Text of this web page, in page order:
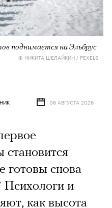
поднимается на Эльбрус
© НИКИТА ШЕЛАЙКИН / PEXELS
06 АВГУСТА 2026
становится
готовы снова
Психологи и
как высота